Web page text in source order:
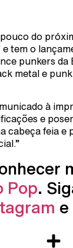
do
e tem o
punkers da
metal e
à
e
cabeça feia e
Pop.
e